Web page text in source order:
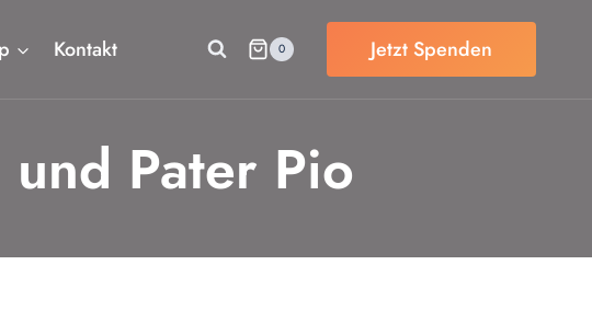
Kontakt 0 Jetzt Spenden
Pater Pio